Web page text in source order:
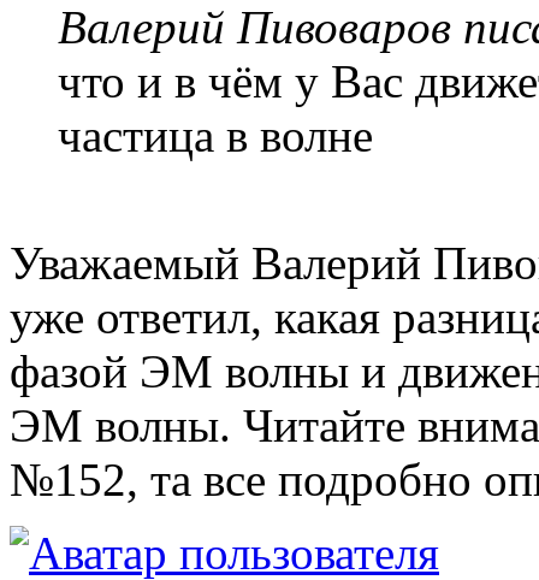
Валерий Пивоваров
что и в чём у Вас
частица в волне
Уважаемый Валерий
уже ответил, какая
фазой ЭМ волны и
ЭМ волны. Читайте
№152, та все подробно